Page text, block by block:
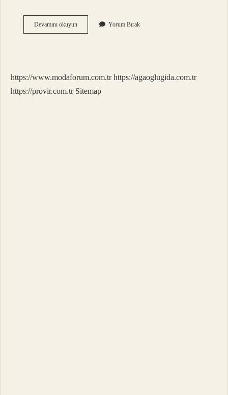
Devamını okuyunZiya
Ne
Yorum Bırak
https://www.modaforum.com.tr https://agaoglugida.com.tr
https://provir.com.tr Sitemap